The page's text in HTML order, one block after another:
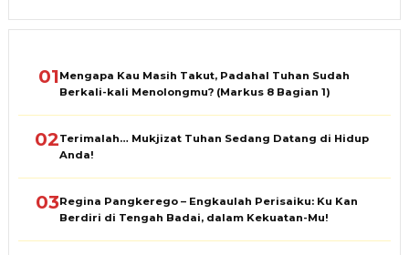
01Mengapa Kau Masih Takut, Padahal Tuhan Sudah
Berkali-kali Menolongmu? (Markus 8 Bagian 1)
02Terimalah… Mukjizat Tuhan Sedang Datang di Hidup
Anda!
03Regina Pangkerego – Engkaulah Perisaiku: Ku Kan
Berdiri di Tengah Badai, dalam Kekuatan-Mu!